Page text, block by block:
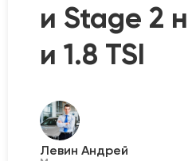
и Stage 2
и 1.8 TSI
Левин Андрей